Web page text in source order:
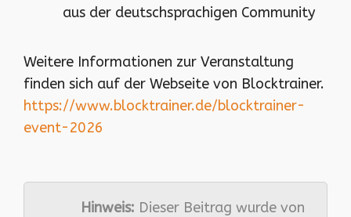
aus der deutschsprachigen Community
Weitere Informationen zur Veranstaltung
finden sich auf der Webseite von Blocktrainer.
https://www.blocktrainer.de/blocktrainer-
event-2026
Hinweis: Dieser Beitrag wurde von